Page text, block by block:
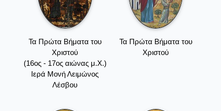
Τα Πρώτα Βήματα του
Χριστού
(16ος - 17ος αιώνας μ.Χ.)
Ιερά Μονή Λειμώνος
Λέσβου
Τα Πρώτα Βήματα του
Χριστού